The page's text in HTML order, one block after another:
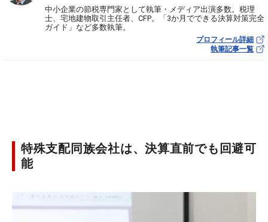
中小企業の節税専門家として執筆・メディア出演多数。税理
士、宅地建物取引主任者、CFP。「3か月でできる決算対策完全
ガイド」など多数執筆。
プロフィール詳細
執筆記事一覧
特殊支配同族会社は、決算直前でも回避可
能